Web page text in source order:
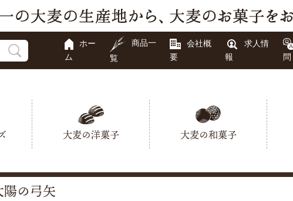
ホー
ム
商品一
覧
会社概
要
求人情
報
問
大麦の洋菓子 大麦の和菓子
陽の弓矢